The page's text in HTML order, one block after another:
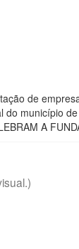
de
município
A